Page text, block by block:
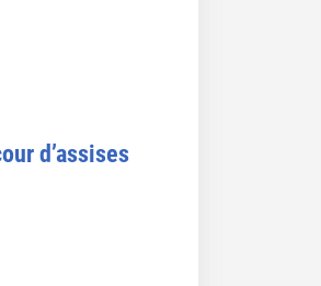
d’assises